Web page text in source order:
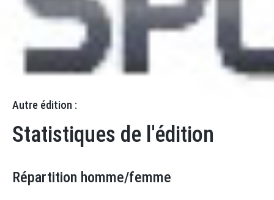
Catégories
Autre édition :
Statistiques de l'édition
Répartition homme/femme